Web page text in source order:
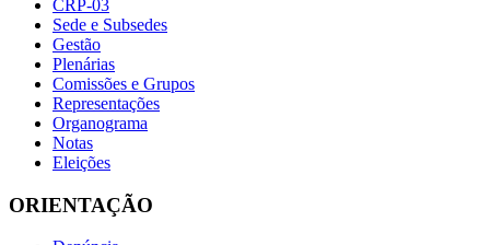
CRP-03
Sede e Subsedes
Gestão
Plenárias
Comissões e Grupos
Representações
Organograma
Notas
Eleições
ORIENTAÇÃO